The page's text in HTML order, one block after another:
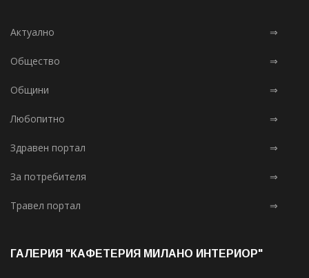
Актуално ⇒
Общество ⇒
Общини ⇒
Любопитно ⇒
Здравен портал ⇒
За потребителя ⇒
Травел портал ⇒
ГАЛЕРИЯ "КАФЕТЕРИЯ МИЛАНО ИНТЕРИОР"